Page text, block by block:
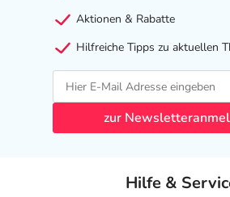
Aktionen & Rabatte
Hilfreiche Tipps zu aktuellen
zur
Hilfe &